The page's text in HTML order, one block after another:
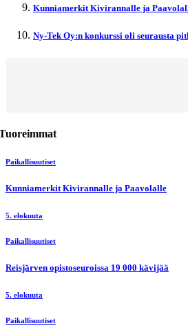
Kunniamerkit Kivirannalle ja
Ny-Tek Oy:n konkurssi oli seurausta
Paikallisuutiset
Kunniamerkit Kivirannalle ja Paavolalle
5. elokuuta
Paikallisuutiset
Reisjärven opistoseuroissa 19 000 kävijää
5. elokuuta
Paikallisuutiset